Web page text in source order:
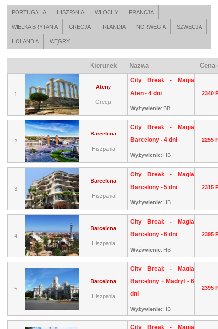
PORTUGALIA HISZPANIA WŁOCHY FRANCJA
WIELKA BRYTANIA GRECJA IRLANDIA NORWEGIA SZWECJA
HOLANDIA WĘGRY
Kierunek Nazwa Cena
1.
Ateny
Grecja
City Break - Magia
Aten - 4 dni
Wyżywienie: BB
2340
2.
Barcelona
Hiszpania
City Break - Magia
Barcelony - 4 dni
Wyżywienie: HB
2255
3.
Barcelona
Hiszpania
City Break - Magia
Barcelony - 5 dni
Wyżywienie: HB
2315
4.
Barcelona
Hiszpania
City Break - Magia
Barcelony - 6 dni
Wyżywienie: HB
2395
5.
Barcelona
Hiszpania
City Break - Magia
Barcelony + Madryt - 6
dni
Wyżywienie: HB
2395
City Break - Magia